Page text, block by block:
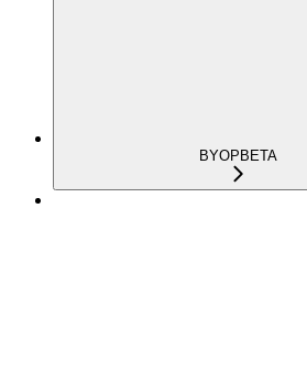
BYOPBETA